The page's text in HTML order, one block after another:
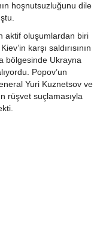
hoşnutsuzluğunu dile
aktif oluşumlardan biri
karşı saldırısının
bölgesinde Ukrayna
Popov’un
Yuri Kuznetsov ve
rüşvet suçlamasıyla